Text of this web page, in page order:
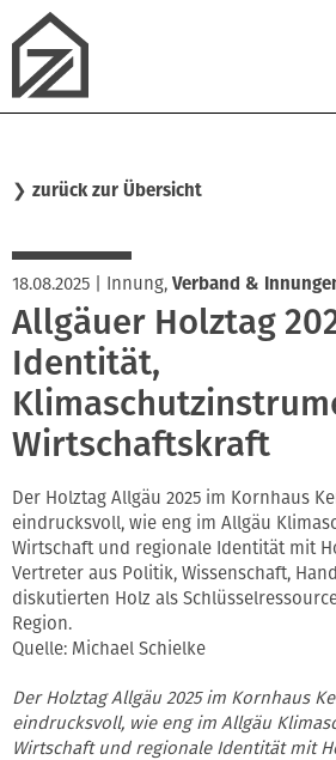
❯ zurück zur Übersicht
18.08.2025 Innung, Verband &
Allgäuer Holztag
Identität,
Wirtschaftskraft
Der Holztag Allgäu 2025 im Kornhaus
eindrucksvoll, wie eng im Allgäu
Wirtschaft und regionale Identität mit
Vertreter aus Politik, Wissenschaft,
diskutierten Holz als
Region.
Quelle: Michael Schielke
Der Holztag Allgäu 2025 im Kornhaus
eindrucksvoll, wie eng im Allgäu
Wirtschaft und regionale Identität mit